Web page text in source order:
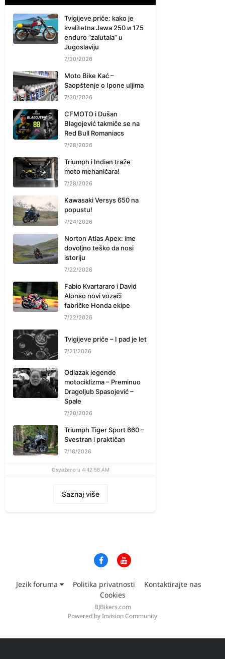
Tvigijeve priče: kako je
kvalitetna Jawa 250 и 175
enduro “zalutala” u
Jugoslaviju
7/30/2026
Moto Bike Kać –
Saopštenje o Ipone uljima
7/30/2026
CFMOTO i Dušan
Blagojević takmiče se na
Red Bull Romaniacs
7/28/2026
Triumph i Indian traže
moto mehaničara!
7/28/2026
Kawasaki Versys 650 na
popustu!
7/24/2026
Norton Atlas Apex: ime
dovoljno teško da nosi
istoriju
7/22/2026
Fabio Kvartararo i David
Alonso novi vozači
fabričke Honda ekipe
7/22/2026
Tvigijeve priče – I pad je let
7/21/2026
Odlazak legende
motociklizma – Preminuo
Dragoljub Spasojević –
Spale
7/20/2026
Triumph Tiger Sport 660 –
Svestran i praktičan
7/16/2026
Osveženo u 4:42:58 AM
Saznaj više
Jezik foruma Politika privatnosti
Kontaktirajte nas
Cookies
BJBikers.com
Powered by Invision Community